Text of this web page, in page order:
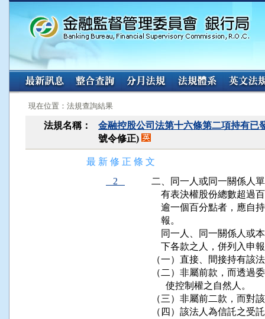
:::
現在位置：法規查詢結果
法規名稱：
金融控股公司法第十六條第二項持有已
號令修正)
最 新 修 正 條 文
2
二、同一人或同一關係人
有表決權股份總數超
逾一個百分點者，應
    報。
同一人、同一關係人
下各款之人，併列入申
（一）直接、間接持有該
（二）非屬前款，而透過
      使控制權之自然人。
（三）非屬前二款，而對
（四）該法人為信託之受